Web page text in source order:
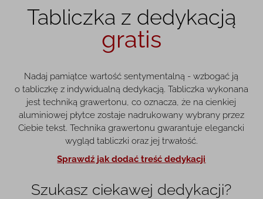
Tabliczka z dedykacją
gratis
Nadaj pamiątce wartość sentymentalną - wzbogać ją
o tabliczkę z indywidualną dedykacją. Tabliczka wykonana
jest techniką grawertonu, co oznacza, że na cienkiej
aluminiowej płytce zostaje nadrukowany wybrany przez
Ciebie tekst. Technika grawertonu gwarantuje elegancki
wygląd tabliczki oraz jej trwałość.
Sprawdź jak dodać treść dedykacji
Szukasz ciekawej dedykacji?